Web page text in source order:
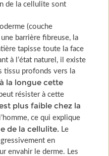
de la cellulite sont
(couche
barrière fibreuse, la
tapisse toute la face
à l’état naturel, il existe
tissu profonds vers la
la longue cette
résister à cette
plus faible chez la
ce qui explique
de la cellulite. Le
en
envahir le derme. Les